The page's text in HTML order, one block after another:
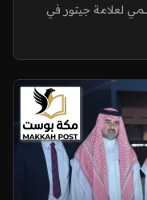
لعلامة جيتور في